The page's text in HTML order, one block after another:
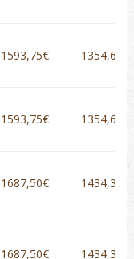
1593,75€ 1354,69€
1593,75€ 1354,69€
1687,50€ 1434,38€
1687,50€ 1434,38€